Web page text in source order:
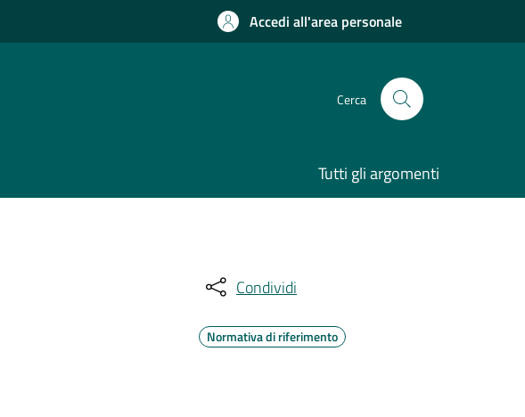
Accedi all'area personale
Cerca
Tutti gli argomenti
Condividi
Normativa di riferimento